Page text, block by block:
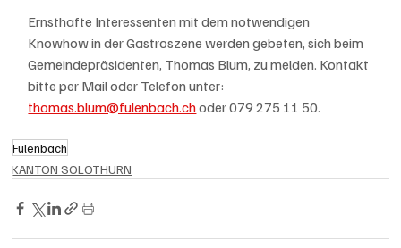
Ernsthafte Interessenten mit dem notwendigen
Knowhow in der Gastroszene werden gebeten, sich beim
Gemeindepräsidenten, Thomas Blum, zu melden. Kontakt
bitte per Mail oder Telefon unter:
thomas.blum@fulenbach.ch oder 079 275 11 50.
Fulenbach
KANTON SOLOTHURN